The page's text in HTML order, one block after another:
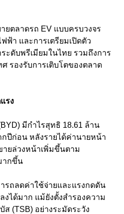
ยตลาดรถ EV แบบครบวงจร
ฟ้า และการเตรียมเปิดตัว
ะดับพรีเมียมในไทย รวมถึงการ
รองรับการเติบโตของตลาด
รง
มีกำไรสุทธิ 18.61 ล้าน
กปีก่อน หลังรายได้ค่านายหน้า
ยล่วงหน้าเพิ่มขึ้นตาม
ากขึ้น
ถลดค่าใช้จ่ายและแรงกดดัน
ได้มาก แม้ยังตั้งสำรองความ
ส (TSB) อย่างระมัดระวัง